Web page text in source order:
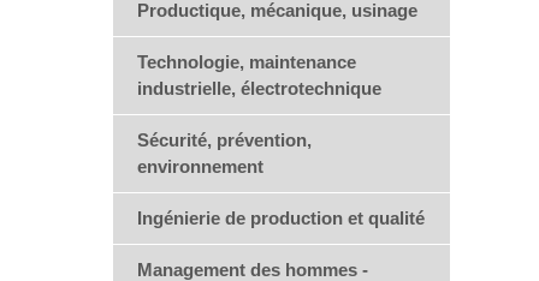
Productique, mécanique, usinage
Technologie, maintenance
industrielle, électrotechnique
Sécurité, prévention,
environnement
Ingénierie de production et qualité
Management des hommes -